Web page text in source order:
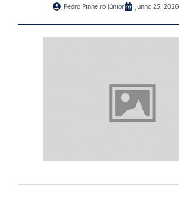
Pedro Pinheiro Júnior junho 25, 2026